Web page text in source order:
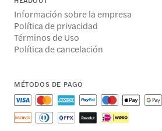
Información sobre la empresa
Política de privacidad
Términos de Uso
Política de cancelación
MÉTODOS DE PAGO